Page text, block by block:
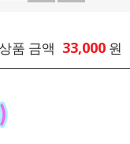
품 금액 33,000 원